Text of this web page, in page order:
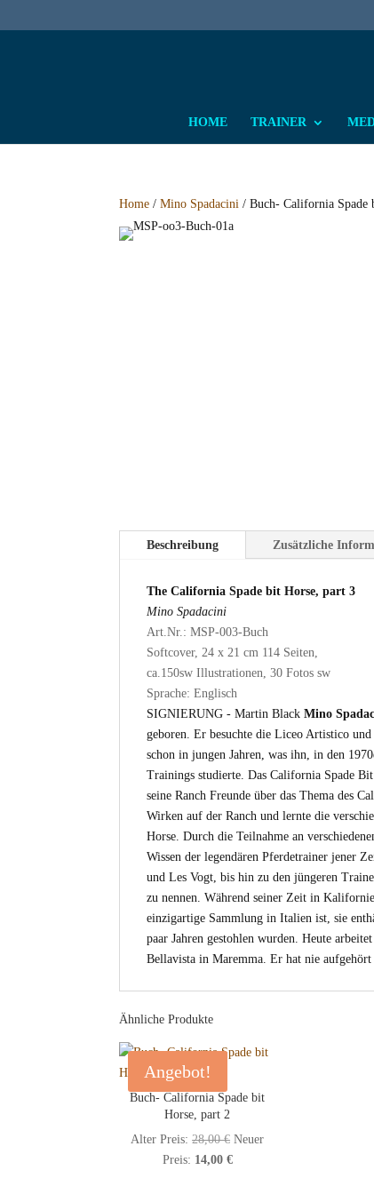
HOME TRAINER
Home /Mino Spadacini / Buch- California Spade
Beschreibung Zusätzliche
The California Spade bit Horse, part 3
Mino Spadacini
Art.Nr.: MSP-003-Buch
Softcover, 24 x 21 cm 114 Seiten,
ca.150sw Illustrationen, 30 Fotos sw
Sprache: Englisch
SIGNIERUNG - Martin BlackMino
geboren. Er besuchte die Liceo Artistico
schon in jungen Jahren, was ihn, in den
Trainings studierte. Das California Spade
seine Ranch Freunde über das Thema des
Wirken auf der Ranch und lernte die
Horse. Durch die Teilnahme an
Wissen der legendären Pferdetrainer jener
und Les Vogt, bis hin zu den jüngeren
zu nennen. Während seiner Zeit in
einzigartige Sammlung in Italien ist, sie
paar Jahren gestohlen wurden. Heute
Bellavista in Maremma. Er hat nie aufgehört
Ähnliche Produkte
Angebot!
Buch- California Spade bit
Horse, part 2
Alter Preis: 28,00€ Ursprünglicher
Neuer
Preis: 14,00 €Aktueller